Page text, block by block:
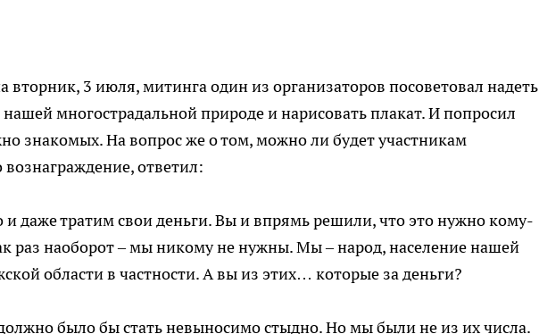
вторник, 3 июля, митинга один из организаторов посоветовал надеть
многострадальной природе и нарисовать плакат. И попросил
знакомых. На вопрос же о том, можно ли будет участникам
ответил:
даже тратим свои деньги. Вы и впрямь решили, что это нужно кому-
раз наоборот – мы никому не нужны. Мы – народ, население нашей
области в частности. А вы из этих… которые за деньги?
было бы стать невыносимо стыдно. Но мы были не из их числа.